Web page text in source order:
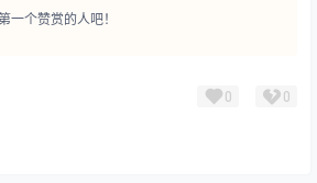
一个赞赏的人吧！
0 0